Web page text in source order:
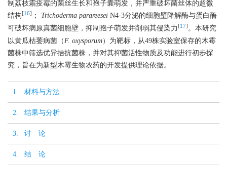
制荔枝霜疫霉的菌丝生长和孢子囊萌发，并严重破坏菌丝体的超微
结构[16] ； Trichoderma parareesei N4-3分泌的细胞壁降解酶与蛋白酶
可破坏病原真菌细胞壁，抑制孢子萌发并削弱其侵染力 [17] 。本研究
以黄瓜枯萎病菌（F. oxysporum）为靶标，从49株实验室保存的木霉
菌株中筛选优异拮抗菌株，并对其抑菌活性物质及功能进行初步探
究，旨在为新型木霉生物农药的开发提供理论依据。
1. 材料与方法
2. 结果与分析
3. 讨 论
4. 结 论